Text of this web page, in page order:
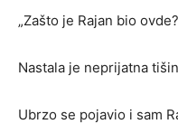
„Zašto je Rajan bio
Nastala je neprijatna
Ubrzo se pojavio i sam